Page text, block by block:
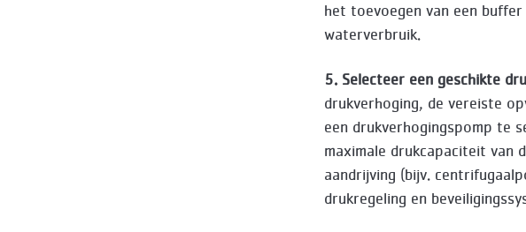
het toevoegen van een
waterverbruik.
5. Selecteer een geschikte
drukverhoging, de vereiste
een drukverhogingspomp te
maximale drukcapaciteit van
aandrijving (bijv.
drukregeling en